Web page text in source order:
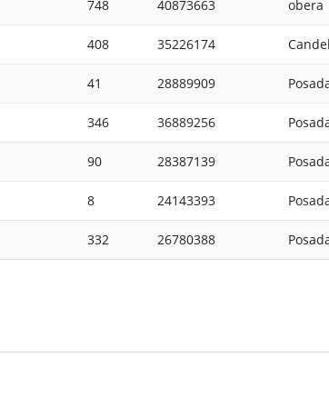
748 40873663 obera
408 35226174
41 28889909
346 36889256
90 28387139
8 24143393
332 26780388